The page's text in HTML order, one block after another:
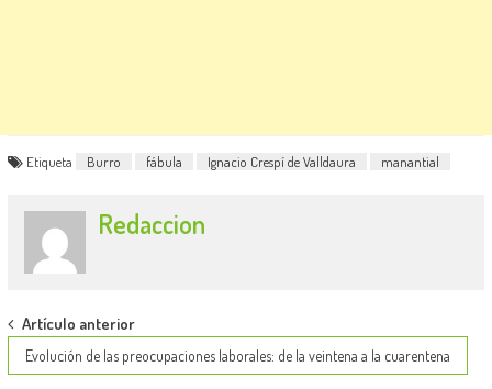
Etiqueta Burro fábula Ignacio Crespí de Valldaura manantial
Redaccion
Post
navigation
Artículo anterior
Evolución de las preocupaciones laborales: de la veintena a la cuarentena